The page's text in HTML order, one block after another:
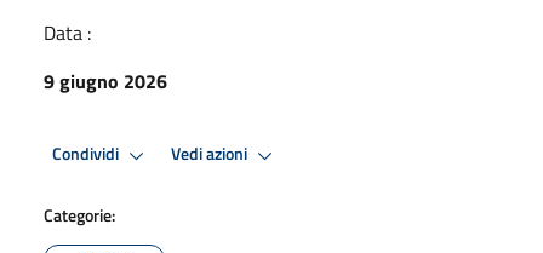
Data :
9 giugno 2026
Condividi Vedi azioni
Categorie: